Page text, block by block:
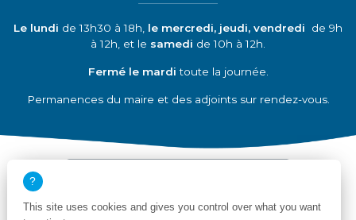
Le lundi de 13h30 à 18h, le mercredi, jeudi, vendredi de 9h
à 12h, et le samedi de 10h à 12h.
Fermé le marditoute la journée.
Permanences du maire et des adjoints sur rendez-vous.
This site uses cookies and gives you control over what you want